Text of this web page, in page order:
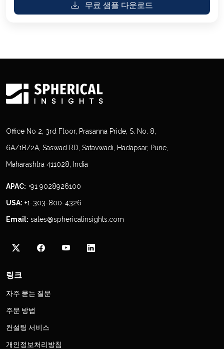
무료 샘플 다운로드
Office No 2, 3rd Floor, Prasanna Pride, S. No. 8,
6A/1B/2A, Saswad RD, Satavwadi, Hadapsar, Pune,
Maharashtra 411028, India
APAC: +91 9028926100
USA: +1-303-800-4326
Email: sales@sphericalinsights.com
링크
자주 묻는 질문
주문 방법
컨설팅 서비스
개인정보처리방침